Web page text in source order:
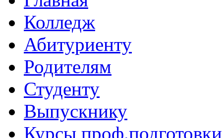
Колледж
Абитуриенту
Родителям
Студенту
Выпускнику
Курсы проф.подготовки